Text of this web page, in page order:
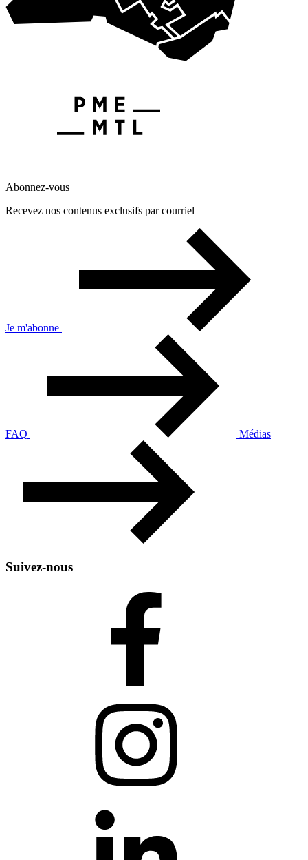
Abonnez-vous
Recevez nos contenus exclusifs par courriel
Je m'abonne
FAQ Médias
Suivez-nous